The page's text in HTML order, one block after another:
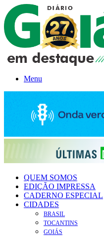
Menu
QUEM SOMOS
EDIÇÃO IMPRESSA
CADERNO ESPECIAL
CIDADES
BRASIL
TOCANTINS
GOIÁS